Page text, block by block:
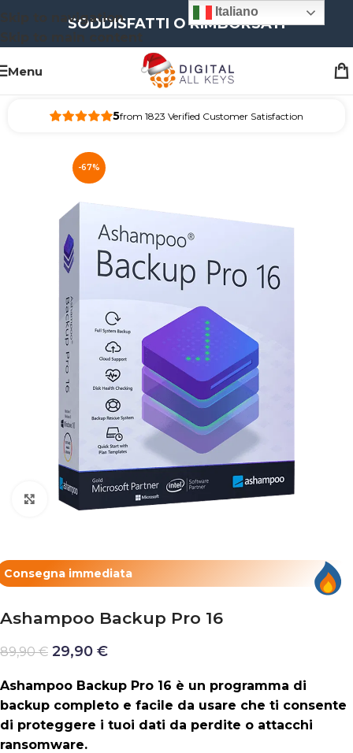
Skip to navigationSODDISFATTI O RIMBORSATI
Menu
5from 1823 Verified Customer Satisfaction
-67%
Clicca per ingrandire
Consegna immediata
Ashampoo Backup Pro 16
89,90€ 29,90 €
Ashampoo Backup Pro 16 è un programma di
backup completo e facile da usare che ti consente
di proteggere i tuoi dati da perdite o attacchi
ransomware.
Italiano